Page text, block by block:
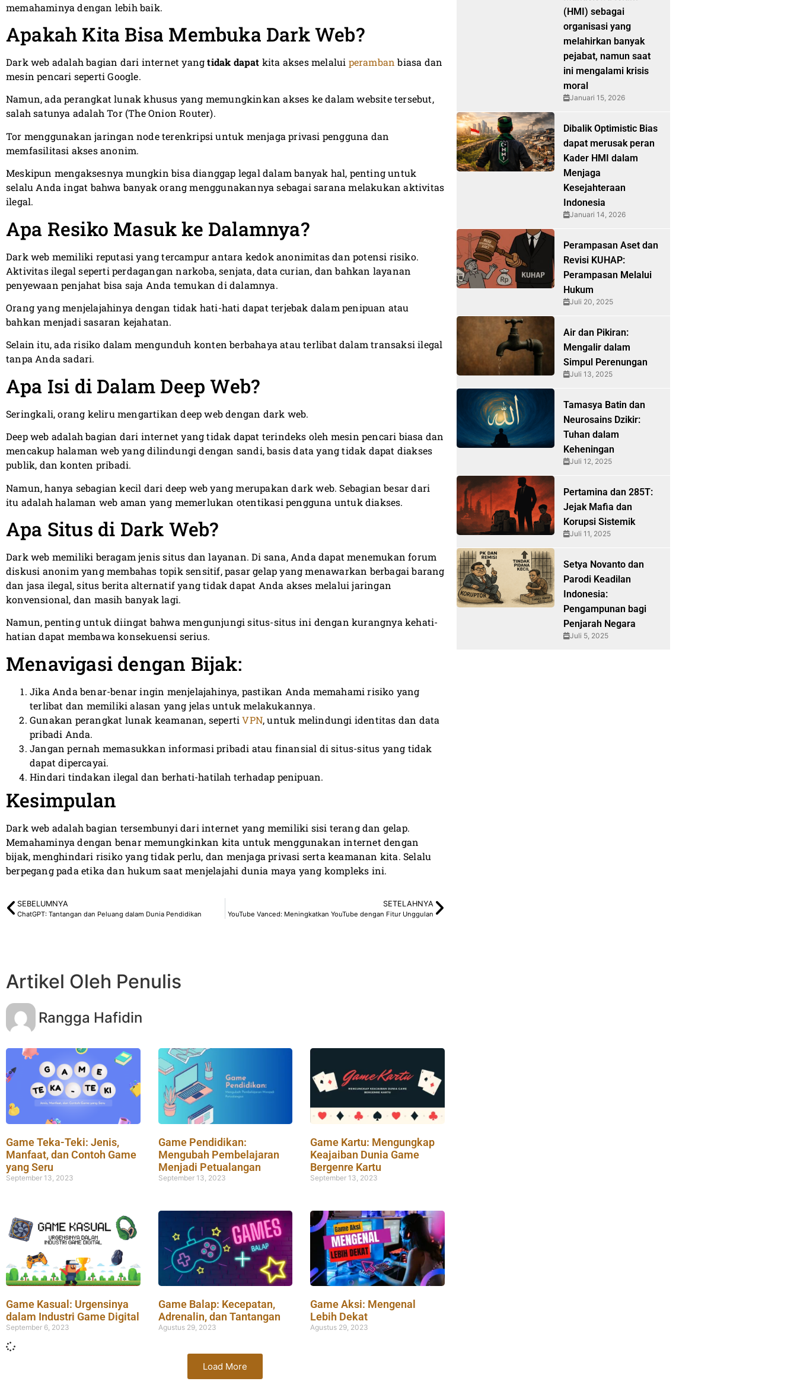
memahaminya dengan lebih baik.
Apakah Kita Bisa Membuka Dark Web?
Dark web adalah bagian dari internet yangtidak dapat kita akses melalui peramban biasa dan
mesin pencari seperti Google.
Namun, ada perangkat lunak khusus yang memungkinkan akses ke dalam website tersebut,
salah satunya adalah Tor (The Onion Router).
Tor menggunakan jaringan node terenkripsi untuk menjaga privasi pengguna dan
memfasilitasi akses anonim.
Meskipun mengaksesnya mungkin bisa dianggap legal dalam banyak hal, penting untuk
selalu Anda ingat bahwa banyak orang menggunakannya sebagai sarana melakukan aktivitas
ilegal.
Apa Resiko Masuk ke Dalamnya?
Dark web memiliki reputasi yang tercampur antara kedok anonimitas dan potensi risiko.
Aktivitas ilegal seperti perdagangan narkoba, senjata, data curian, dan bahkan layanan
penyewaan penjahat bisa saja Anda temukan di dalamnya.
Orang yang menjelajahinya dengan tidak hati-hati dapat terjebak dalam penipuan atau
bahkan menjadi sasaran kejahatan.
Selain itu, ada risiko dalam mengunduh konten berbahaya atau terlibat dalam transaksi ilegal
tanpa Anda sadari.
Apa Isi di Dalam Deep Web?
Seringkali, orang keliru mengartikan deep web dengan dark web.
Deep web adalah bagian dari internet yang tidak dapat terindeks oleh mesin pencari biasa dan
mencakup halaman web yang dilindungi dengan sandi, basis data yang tidak dapat diakses
publik, dan konten pribadi.
Namun, hanya sebagian kecil dari deep web yang merupakan dark web. Sebagian besar dari
itu adalah halaman web aman yang memerlukan otentikasi pengguna untuk diakses.
Apa Situs di Dark Web?
Dark web memiliki beragam jenis situs dan layanan. Di sana, Anda dapat menemukan forum
diskusi anonim yang membahas topik sensitif, pasar gelap yang menawarkan berbagai barang
dan jasa ilegal, situs berita alternatif yang tidak dapat Anda akses melalui jaringan
konvensional, dan masih banyak lagi.
Namun, penting untuk diingat bahwa mengunjungi situs-situs ini dengan kurangnya kehati-
hatian dapat membawa konsekuensi serius.
Menavigasi dengan Bijak:
Jika Anda benar-benar ingin menjelajahinya, pastikan Anda memahami risiko yang
terlibat dan memiliki alasan yang jelas untuk melakukannya.
Gunakan perangkat lunak keamanan, sepertiVPN, untuk melindungi identitas dan data
pribadi Anda.
Jangan pernah memasukkan informasi pribadi atau finansial di situs-situs yang tidak
dapat dipercayai.
Hindari tindakan ilegal dan berhati-hatilah terhadap penipuan.
Kesimpulan
Dark web adalah bagian tersembunyi dari internet yang memiliki sisi terang dan gelap.
Memahaminya dengan benar memungkinkan kita untuk menggunakan internet dengan
bijak, menghindari risiko yang tidak perlu, dan menjaga privasi serta keamanan kita. Selalu
berpegang pada etika dan hukum saat menjelajahi dunia maya yang kompleks ini.
SEBELUMNYA
ChatGPT: Tantangan dan Peluang dalam Dunia Pendidikan
SETELAHNYA
YouTube Vanced: Meningkatkan YouTube dengan Fitur Unggulan
Artikel Oleh Penulis
Rangga Hafidin
Game Teka-Teki: Jenis,
Manfaat, dan Contoh Game
yang Seru
September 13, 2023
Game Pendidikan:
Mengubah Pembelajaran
Menjadi Petualangan
September 13, 2023
Game Kartu: Mengungkap
Keajaiban Dunia Game
Bergenre Kartu
September 13, 2023
Game Kasual: Urgensinya
dalam Industri Game Digital
September 6, 2023
Game Balap: Kecepatan,
Adrenalin, dan Tantangan
Agustus 29, 2023
Game Aksi: Mengenal
Lebih Dekat
Agustus 29, 2023
Load More
(HMI) sebagai
organisasi yang
melahirkan banyak
pejabat, namun saat
ini mengalami krisis
moral
Januari 15, 2026
Dibalik Optimistic Bias
dapat merusak peran
Kader HMI dalam
Menjaga
Kesejahteraan
Indonesia
Januari 14, 2026
Perampasan Aset dan
Revisi KUHAP:
Perampasan Melalui
Hukum
Juli 20, 2025
Air dan Pikiran:
Mengalir dalam
Simpul Perenungan
Juli 13, 2025
Tamasya Batin dan
Neurosains Dzikir:
Tuhan dalam
Keheningan
Juli 12, 2025
Pertamina dan 285T:
Jejak Mafia dan
Korupsi Sistemik
Juli 11, 2025
Setya Novanto dan
Parodi Keadilan
Indonesia:
Pengampunan bagi
Penjarah Negara
Juli 5, 2025